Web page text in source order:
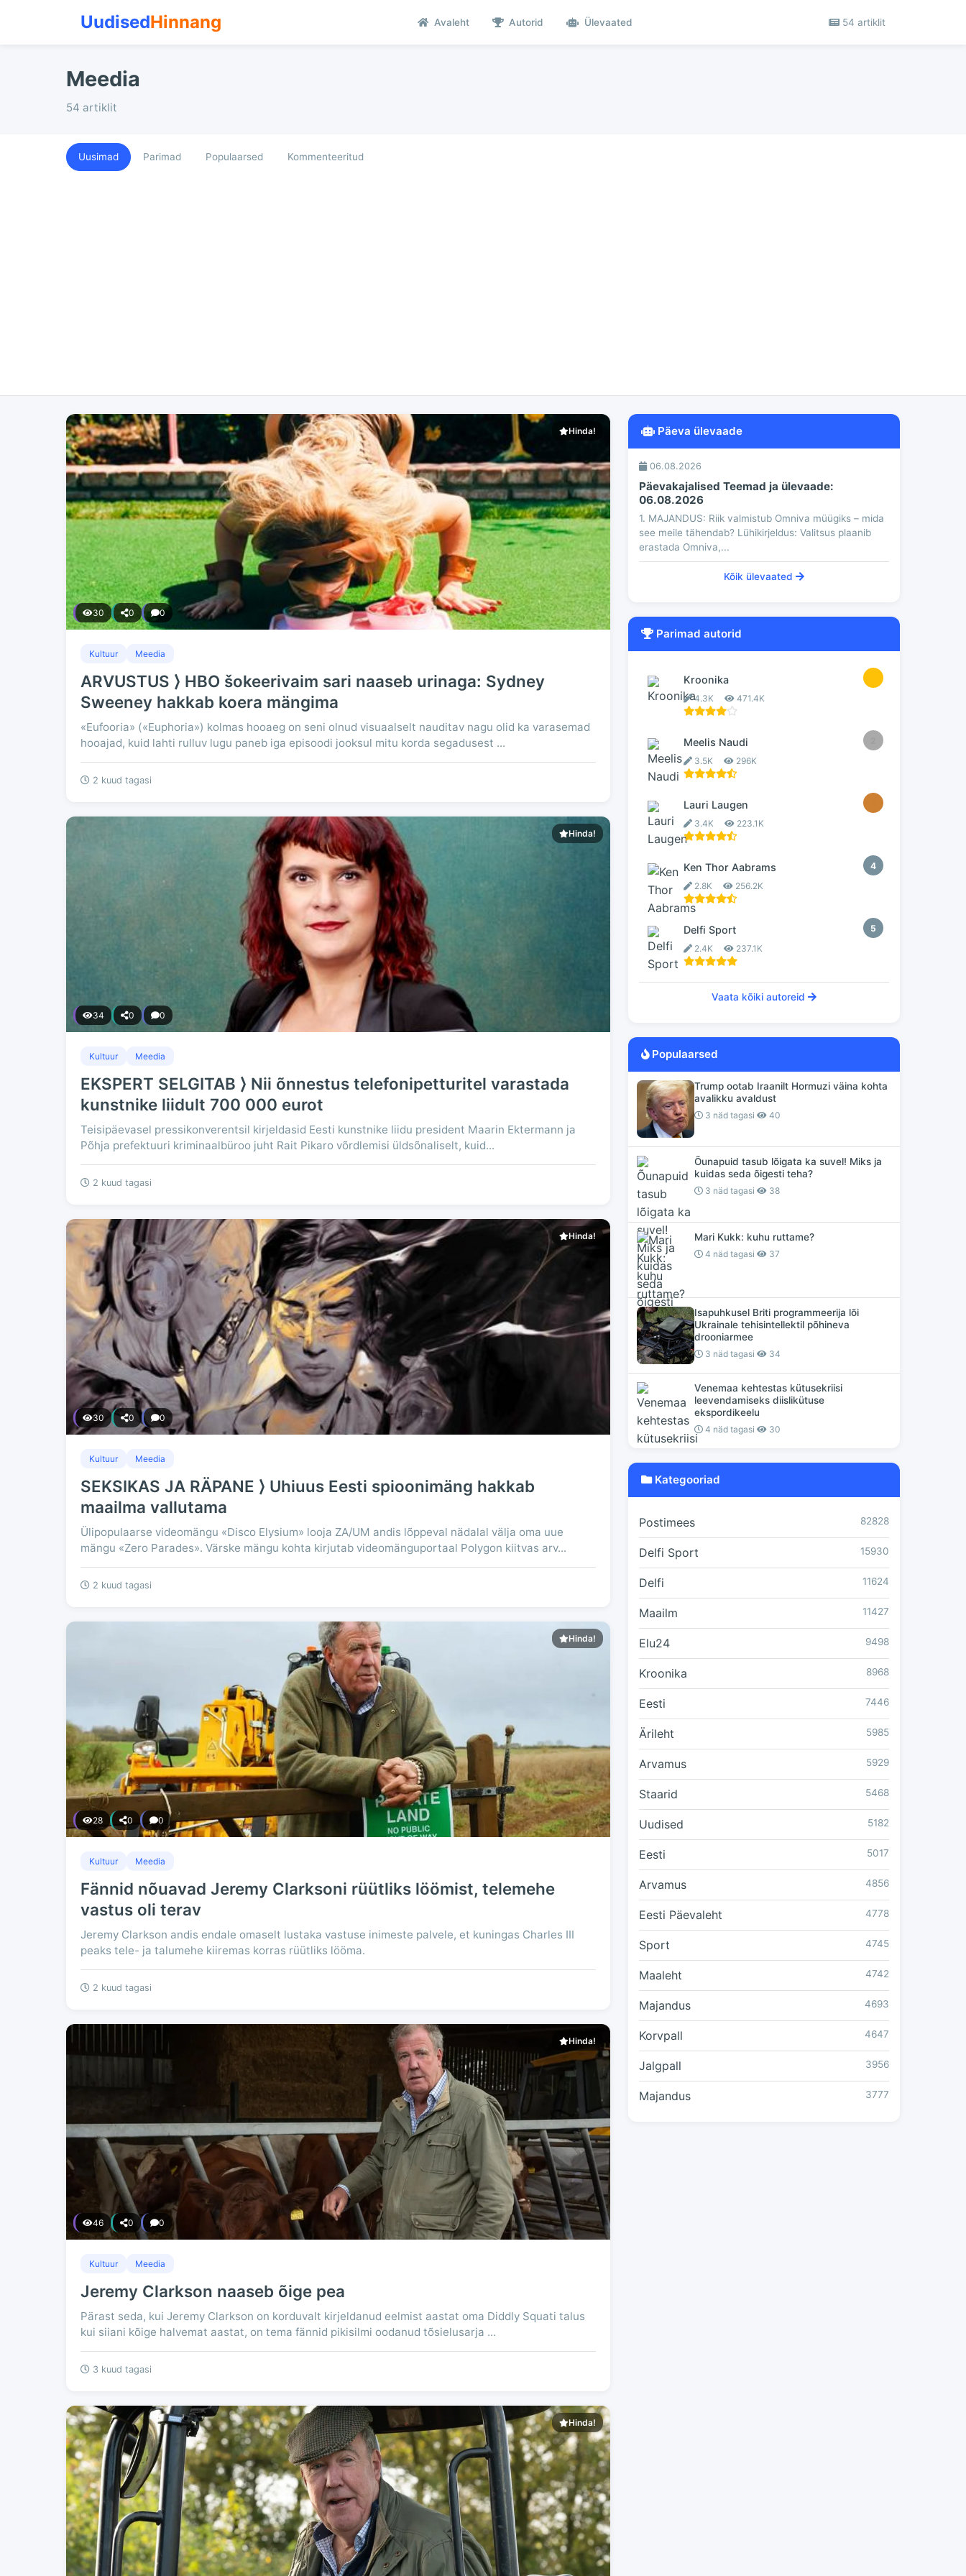
UudisedHinnang Avaleht Autorid Ülevaated 54 artiklit
Meedia
54 artiklit
Uusimad Parimad Populaarsed Kommenteeritud
Hinda!
30 0 0
Kultuur Meedia
ARVUSTUS ⟩ HBO šokeerivaim sari naaseb urinaga: Sydney
Sweeney hakkab koera mängima
«Eufooria» («Euphoria») kolmas hooaeg on seni olnud visuaalselt nauditav nagu olid ka varasemad
hooajad, kuid lahti rulluv lugu paneb iga episoodi jooksul mitu korda segadusest ...
2 kuud tagasi
Hinda!
34 0 0
Kultuur Meedia
EKSPERT SELGITAB ⟩ Nii õnnestus telefonipetturitel varastada
kunstnike liidult 700 000 eurot
Teisipäevasel pressikonverentsil kirjeldasid Eesti kunstnike liidu president Maarin Ektermann ja
Põhja prefektuuri kriminaalbüroo juht Rait Pikaro võrdlemisi üldsõnaliselt, kuid...
2 kuud tagasi
Hinda!
30 0 0
Kultuur Meedia
SEKSIKAS JA RÄPANE ⟩ Uhiuus Eesti spioonimäng hakkab
maailma vallutama
Ülipopulaarse videomängu «Disco Elysium» looja ZA/UM andis lõppeval nädalal välja oma uue
mängu «Zero Parades». Värske mängu kohta kirjutab videomänguportaal Polygon kiitvas arv...
2 kuud tagasi
Hinda!
28 0 0
Kultuur Meedia
Fännid nõuavad Jeremy Clarksoni rüütliks löömist, telemehe
vastus oli terav
Jeremy Clarkson andis endale omaselt lustaka vastuse inimeste palvele, et kuningas Charles III
peaks tele- ja talumehe kiiremas korras rüütliks lööma.
2 kuud tagasi
Hinda!
46 0 0
Kultuur Meedia
Jeremy Clarkson naaseb õige pea
Pärast seda, kui Jeremy Clarkson on korduvalt kirjeldanud eelmist aastat oma Diddly Squati talus
kui siiani kõige halvemat aastat, on tema fännid pikisilmi oodanud tõsielusarja ...
3 kuud tagasi
Hinda!
Päeva ülevaade
06.08.2026
Päevakajalised Teemad ja ülevaade:
06.08.2026
1. MAJANDUS: Riik valmistub Omniva müügiks – mida
see meile tähendab? Lühikirjeldus: Valitsus plaanib
erastada Omniva,...
Kõik ülevaated
Parimad autorid
Kroonika
4.3K 471.4K
Meelis Naudi
3.5K 296K
Lauri Laugen
3.4K 223.1K
4
Ken Thor Aabrams
2.8K 256.2K
5
Delfi Sport
2.4K 237.1K
Vaata kõiki autoreid
Populaarsed
Trump ootab Iraanilt Hormuzi väina kohta
avalikku avaldust
3 näd tagasi 40
Õunapuid tasub lõigata ka suvel! Miks ja
kuidas seda õigesti teha?
3 näd tagasi 38
Mari Kukk: kuhu ruttame?
4 näd tagasi 37
Isapuhkusel Briti programmeerija lõi
Ukrainale tehisintellektil põhineva
drooniarmee
3 näd tagasi 34
Venemaa kehtestas kütusekriisi
leevendamiseks diislikütuse
ekspordikeelu
4 näd tagasi 30
Kategooriad
Postimees 82828
Delfi Sport 15930
Delfi 11624
Maailm 11427
Elu24 9498
Kroonika 8968
Eesti 7446
Ärileht 5985
Arvamus 5929
Staarid 5468
Uudised 5182
Eesti 5017
Arvamus 4856
Eesti Päevaleht 4778
Sport 4745
Maaleht 4742
Majandus 4693
Korvpall 4647
Jalgpall 3956
Majandus 3777